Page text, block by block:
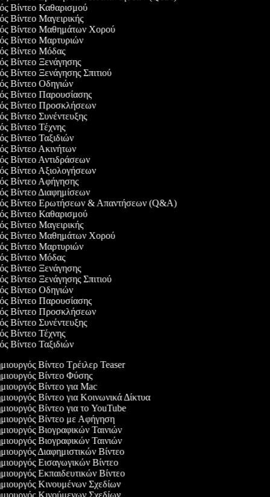
Βίντεο Καθαρισμού
Βίντεο Μαγειρικής
Βίντεο Μαθημάτων Χορού
Βίντεο Μαρτυριών
Βίντεο Μόδας
Βίντεο Ξενάγησης
Βίντεο Ξενάγησης Σπιτιού
Βίντεο Οδηγιών
Βίντεο Παρουσίασης
Βίντεο Προσκλήσεων
Βίντεο Συνέντευξης
Βίντεο Τέχνης
Βίντεο Ταξιδιών
Βίντεο Ακινήτων
Βίντεο Αντιδράσεων
Βίντεο Αξιολογήσεων
Βίντεο Αφήγησης
Βίντεο Διαφημίσεων
Βίντεο Ερωτήσεων & Απαντήσεων (Q&A)
Βίντεο Καθαρισμού
Βίντεο Μαγειρικής
Βίντεο Μαθημάτων Χορού
Βίντεο Μαρτυριών
Βίντεο Μόδας
Βίντεο Ξενάγησης
Βίντεο Ξενάγησης Σπιτιού
Βίντεο Οδηγιών
Βίντεο Παρουσίασης
Βίντεο Προσκλήσεων
Βίντεο Συνέντευξης
Βίντεο Τέχνης
Βίντεο Ταξιδιών
Βίντεο Τρέιλερ Teaser
Βίντεο Φύσης
Βίντεο για Mac
Βίντεο για Κοινωνικά Δίκτυα
Βίντεο για το YouTube
Βίντεο με Αφήγηση
Βιογραφικών Ταινιών
Βιογραφικών Ταινιών
Διαφημιστικών Βίντεο
Εισαγωγικών Βίντεο
Εκπαιδευτικών Βίντεο
Κινουμένων Σχεδίων